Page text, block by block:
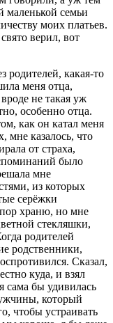
маленькой семьи
моих платьев.
верил, вот
родителей, какая-то
меня отца,
не такая уж
особенно отца.
как он катал меня
мне казалось, что
от страха,
было
мне
из которых
серёжки
храню, но мне
стекляшки,
родителей
родственники,
Сказал,
куда, и взял
сама бы удивилась
который
чтобы устраивать